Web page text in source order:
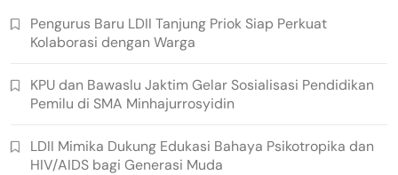
Pengurus Baru LDII Tanjung Priok Siap Perkuat
Kolaborasi dengan Warga
KPU dan Bawaslu Jaktim Gelar Sosialisasi Pendidikan
Pemilu di SMA Minhajurrosyidin
LDII Mimika Dukung Edukasi Bahaya Psikotropika dan
HIV/AIDS bagi Generasi Muda